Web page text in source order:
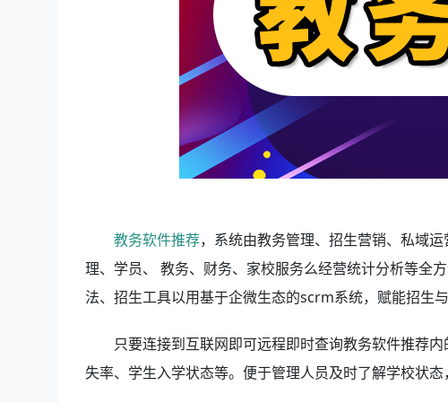
教务软件推荐，系统由教务管理、招生营销、私域
理、学员、 教务、财务、家校服务么经营统计分析等全
法、招生工具以用基于企微生态的scrm系统，赋能招生
只要连接到互联网即可远程即时查询教务软件推荐
失率、学生入学状态等。便于管理人员及时了解学校状